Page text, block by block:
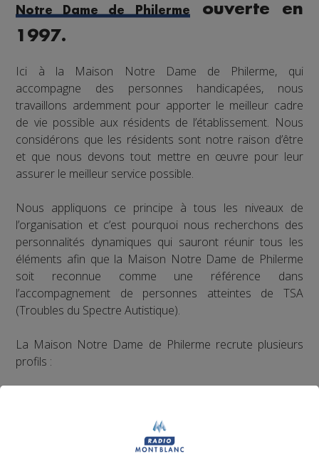
Notre Dame de Philerme
ouverte en
1997.
Ici à la Maison Notre Dame de Philerme, qui
accompagne des personnes handicapées, nous
travaillons ardemment pour apporter le meilleur cadre
de vie possible aux résidents de l’établissement. Nous
considérons que les résidents sont notre raison d’être
et que nous devons tout mettre en œuvre pour leur
assurer le meilleur service possible.
Nous appliquons ce principe à tous les niveaux de
l’organisation et c’est pourquoi nous recherchons des
personnalités dynamiques qui sauront réunir tous les
éléments afin que la Maison Notre Dame de Philerme
soit reconnue comme une référence dans
l’accompagnement de personnes atteintes de TSA
(Troubles du Spectre Autistique).
La Maison Notre Dame de Philerme recrute plusieurs
profils :